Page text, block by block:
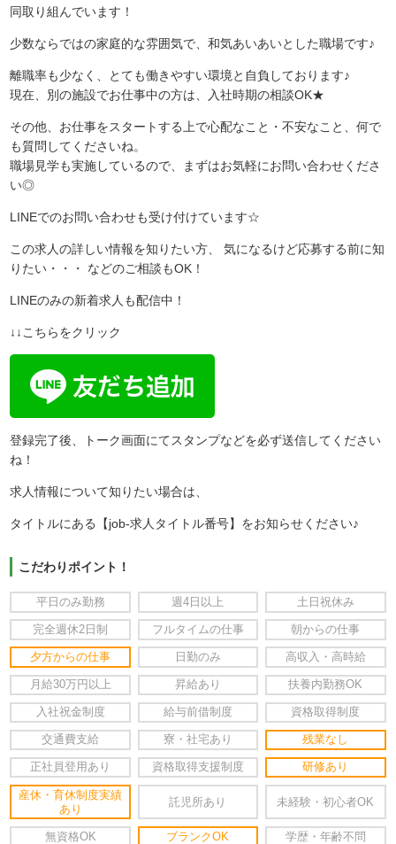
同取り組んでいます！
少数ならではの家庭的な雰囲気で、和気あいあいとした職場です♪
離職率も少なく、とても働きやすい環境と自負しております♪
現在、別の施設でお仕事中の方は、入社時期の相談OK★
その他、お仕事をスタートする上で心配なこと・不安なこと、何で
も質問してくださいね。
職場見学も実施しているので、まずはお気軽にお問い合わせくださ
い◎
LINEでのお問い合わせも受け付けています☆
この求人の詳しい情報を知りたい方、 気になるけど応募する前に知
りたい・・・ などのご相談もOK！
LINEのみの新着求人も配信中！
↓↓こちらをクリック
登録完了後、トーク画面にてスタンプなどを必ず送信してください
ね！
求人情報について知りたい場合は、
タイトルにある【job-求人タイトル番号】をお知らせください♪
こだわりポイント！
平日のみ勤務 週4日以上 土日祝休み
完全週休2日制 フルタイムの仕事 朝からの仕事
夕方からの仕事 日勤のみ 高収入・高時給
月給30万円以上 昇給あり 扶養内勤務OK
入社祝金制度 給与前借制度 資格取得制度
交通費支給 寮・社宅あり 残業なし
正社員登用あり 資格取得支援制度 研修あり
産休・育休制度実績
あり
託児所あり 未経験・初心者OK
無資格OK ブランクOK 学歴・年齢不問